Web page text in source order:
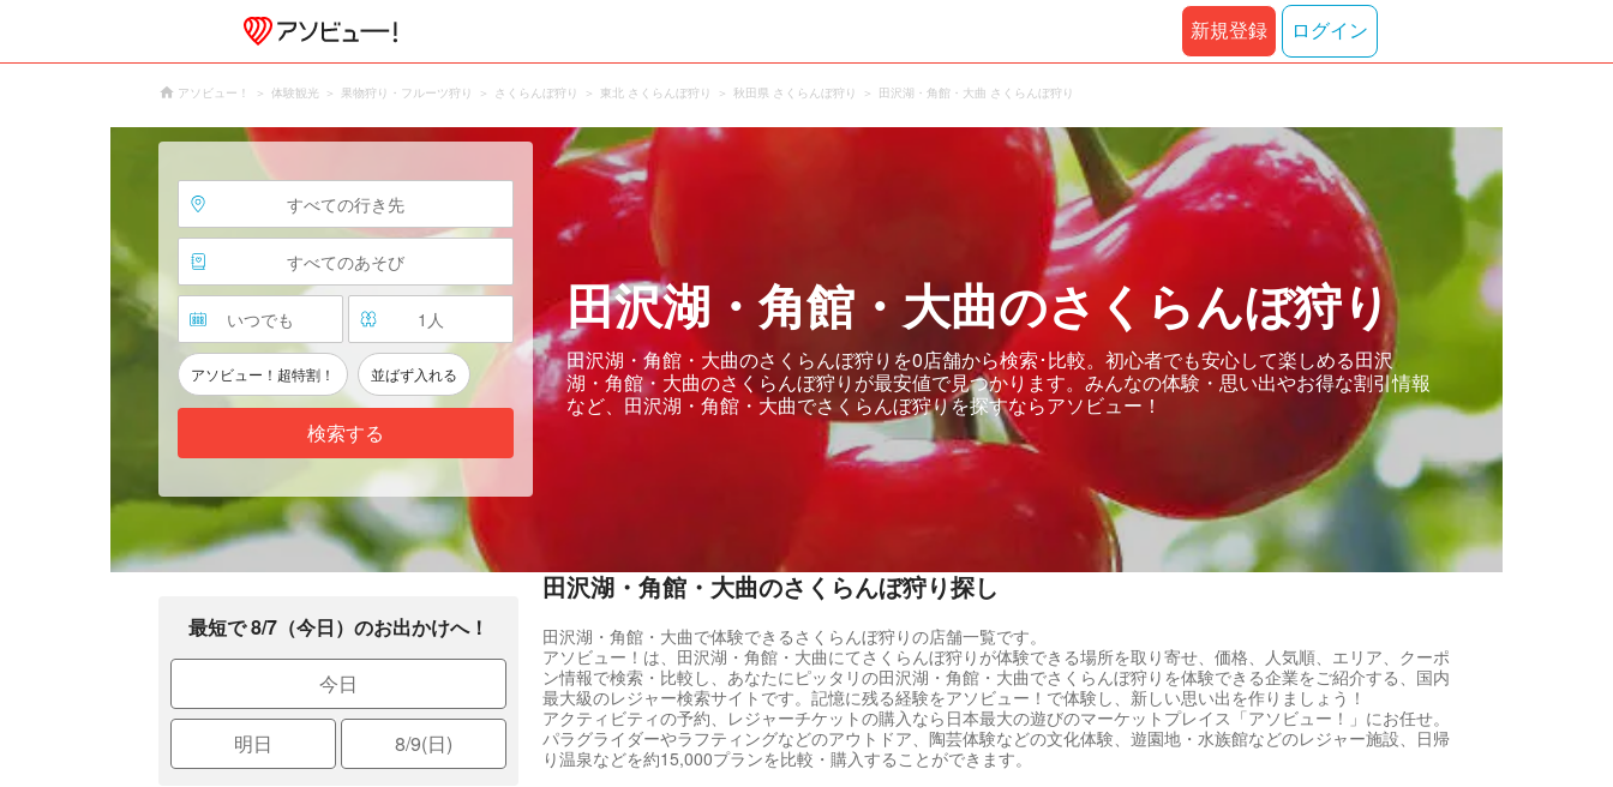
新規登録 ログイン
アソビュー！ 体験観光 果物狩り・フルーツ狩り さくらんぼ狩り 東北 さくらんぼ狩り 秋田県 さくらんぼ狩り 田沢湖・角館・大曲 さくらんぼ狩り
すべての行き先
すべてのあそび
いつでも 1 人
アソビュー！超特割！ 並ばず入れる
検索する
田沢湖・角館・大曲のさくらんぼ狩り
田沢湖・角館・大曲のさくらんぼ狩りを0店舗から検索･比較。初心者でも安心して楽しめる田沢
湖・角館・大曲のさくらんぼ狩りが最安値で見つかります。みんなの体験・思い出やお得な割引情報
など、田沢湖・角館・大曲でさくらんぼ狩りを探すならアソビュー！
最短で 8/7（今日）のお出かけへ！
今日
明日 8/9(日)
田沢湖・角館・大曲のさくらんぼ狩り探し
田沢湖・角館・大曲で体験できるさくらんぼ狩りの店舗一覧です。
アソビュー！は、田沢湖・角館・大曲にてさくらんぼ狩りが体験できる場所を取り寄せ、価格、人気順、エリア、クーポ
ン情報で検索・比較し、あなたにピッタリの田沢湖・角館・大曲でさくらんぼ狩りを体験できる企業をご紹介する、国内
最大級のレジャー検索サイトです。記憶に残る経験をアソビュー！で体験し、新しい思い出を作りましょう！
アクティビティの予約、レジャーチケットの購入なら日本最大の遊びのマーケットプレイス「アソビュー！」にお任せ。
パラグライダーやラフティングなどのアウトドア、陶芸体験などの文化体験、遊園地・水族館などのレジャー施設、日帰
り温泉などを約15,000プランを比較・購入することができます。